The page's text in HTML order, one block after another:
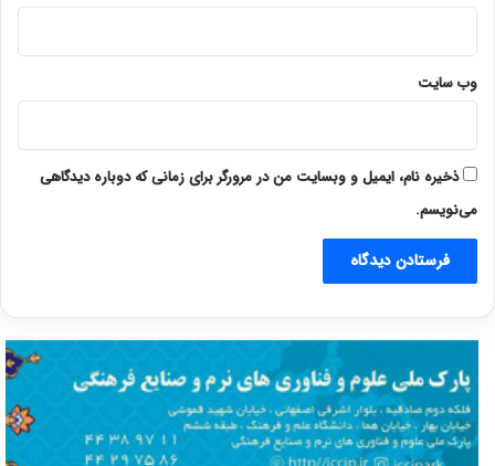
وب‌ سایت
ذخیره نام، ایمیل و وبسایت من در مرورگر برای زمانی که دوباره دیدگاهی
می‌نویسم.